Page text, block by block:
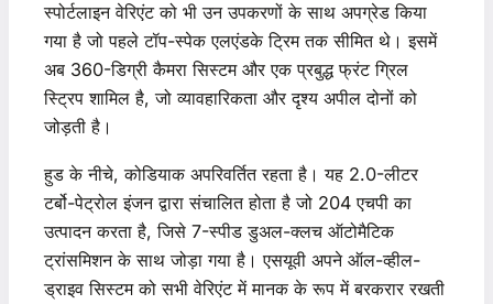
स्पोर्टलाइन वेरिएंट को भी उन उपकरणों के साथ अपग्रेड किया
गया है जो पहले टॉप-स्पेक एलएंडके ट्रिम तक सीमित थे। इसमें
अब 360-डिग्री कैमरा सिस्टम और एक प्रबुद्ध फ्रंट ग्रिल
स्ट्रिप शामिल है, जो व्यावहारिकता और दृश्य अपील दोनों को
जोड़ती है।
हुड के नीचे, कोडियाक अपरिवर्तित रहता है। यह 2.0-लीटर
टर्बो-पेट्रोल इंजन द्वारा संचालित होता है जो 204 एचपी का
उत्पादन करता है, जिसे 7-स्पीड डुअल-क्लच ऑटोमैटिक
ट्रांसमिशन के साथ जोड़ा गया है। एसयूवी अपने ऑल-व्हील-
ड्राइव सिस्टम को सभी वेरिएंट में मानक के रूप में बरकरार रखती